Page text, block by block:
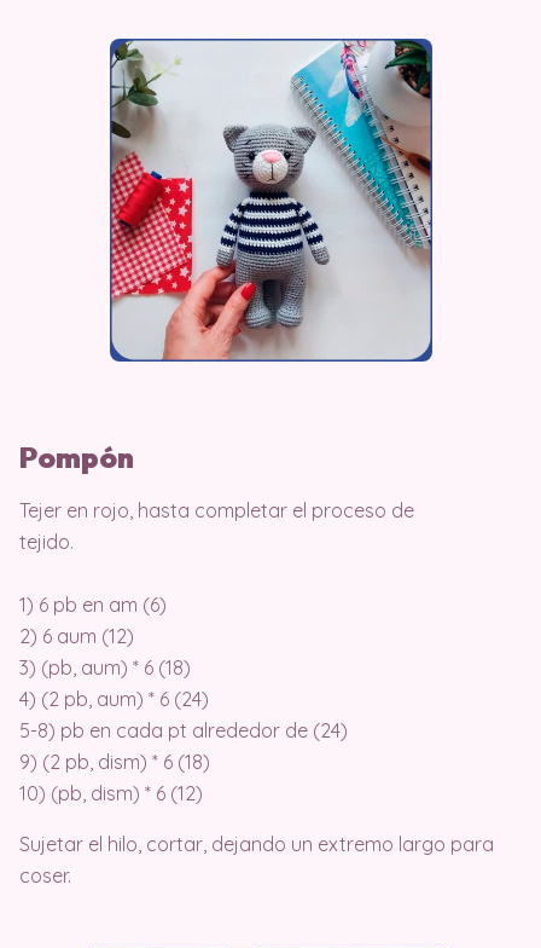
Pompón
Tejer en rojo, hasta completar el proceso de
tejido.
1) 6 pb en am (6)
2) 6 aum (12)
3) (pb, aum) * 6 (18)
4) (2 pb, aum) * 6 (24)
5-8) pb en cada pt alrededor de (24)
9) (2 pb, dism) * 6 (18)
10) (pb, dism) * 6 (12)
Sujetar el hilo, cortar, dejando un extremo largo para
coser.